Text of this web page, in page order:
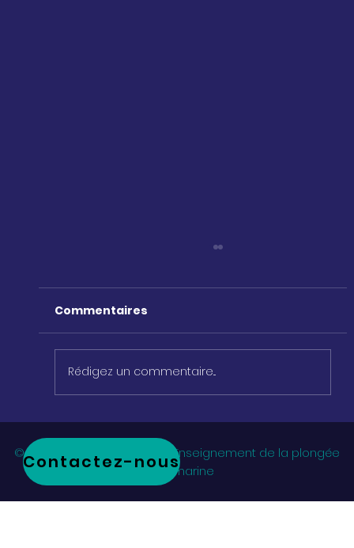
Commentaires
Rédigez un commentaire...
© 2023 Vitae-Aqua - PADI - Enseignement de la plongée
sous-marine
Contactez-nous